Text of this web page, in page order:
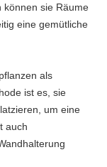
können sie Räume
eine gemütliche
als
ist es, sie
um eine
auch